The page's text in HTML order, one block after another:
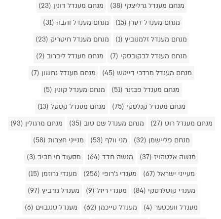
מנחם מענדל גרליצקי (38)
מנחם מענדל דונין (23)
מנחם מענדל דערן (15)
מנחם מענדל והבה (31)
מנחם מענדל זלמנוביץ (1)
מנחם מענדל חיטריק (23)
מנחם מענדל לבקובסקי (7)
מנחם מענדל ליברוב (2)
מנחם מענדל מרדכי דייטש (45)
מנחם מענדל נחשון (7)
מנחם מענדל פבזנר (51)
מנחם מענדל קונין (5)
מנחם מענדל קנלסקי (75)
מנחם מענדל קסטל (13)
מנחם מענדל רוט (27)
מנחם מענדל שם טוב (35)
מנחם מרגולין (93)
מנחם פליישמן (32)
מני וולף (53)
מנייני חצרות (58)
מנשה אלטהויז (37)
מנשה חדד (64)
מסעוד חי חביב (3)
מעייני ישראל (67)
מענדי ג'רופי (256)
מענדי גרוזמן (15)
מענדי קוטלרסקי (84)
מענדי ריזל (9)
מענדל גורביץ (97)
מענדל וועכטער (4)
מענדל טייכמן (62)
מענדל טננבוים (6)